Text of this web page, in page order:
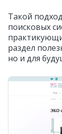
Такой
поисковых
раздел
но и для